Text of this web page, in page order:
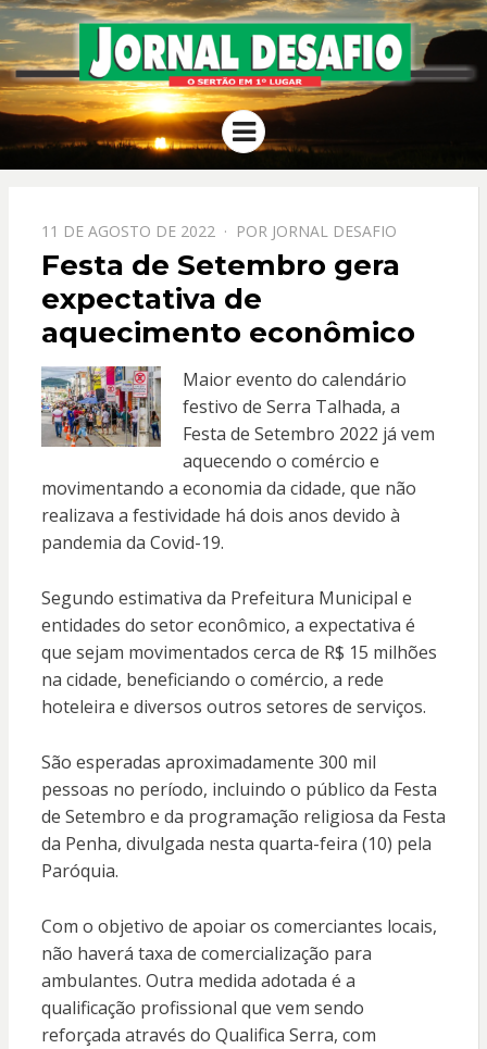
JORNAL
DESAFIO
O Sertão em 1º Lugar
Menu
PPOSTADO
EM
11 DE AGOSTO DE 2022 POR JORNAL DESAFIO
Festa de Setembro gera
expectativa de
aquecimento econômico
Maior evento do calendário
festivo de Serra Talhada, a
Festa de Setembro 2022 já vem
aquecendo o comércio e
movimentando a economia da cidade, que não
realizava a festividade há dois anos devido à
pandemia da Covid-19.
Segundo estimativa da Prefeitura Municipal e
entidades do setor econômico, a expectativa é
que sejam movimentados cerca de R$ 15 milhões
na cidade, beneficiando o comércio, a rede
hoteleira e diversos outros setores de serviços.
São esperadas aproximadamente 300 mil
pessoas no período, incluindo o público da Festa
de Setembro e da programação religiosa da Festa
da Penha, divulgada nesta quarta-feira (10) pela
Paróquia.
Com o objetivo de apoiar os comerciantes locais,
não haverá taxa de comercialização para
ambulantes. Outra medida adotada é a
qualificação profissional que vem sendo
reforçada através do Qualifica Serra, com